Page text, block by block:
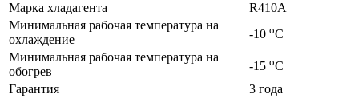
Марка хладагента
R410A
Минимальная рабочая температура на
охлаждение
-10 oC
Минимальная рабочая температура на
обогрев
-15 oC
Гарантия
3 года